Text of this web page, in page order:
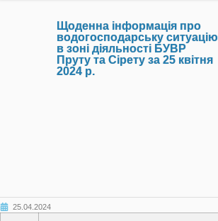
Щоденна інформація про
водогосподарську ситуацію
в зоні діяльності БУВР
Пруту та Сірету за 25 квітня
2024 р.
25.04.2024